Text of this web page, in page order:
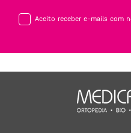
Aceito receber e-mails com